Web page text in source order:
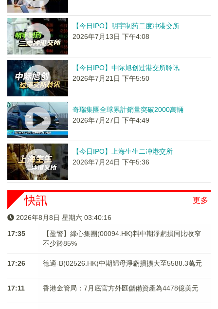
【今日IPO】明宇制药二度冲港交所
2026年7月13日 下午4:08
【今日IPO】中际旭创过港交所聆讯
2026年7月21日 下午5:50
奇瑞集團全球累計銷量突破2000萬輛
2026年7月27日 下午4:49
【今日IPO】上海生生二冲港交所
2026年7月24日 下午5:36
更多
快訊
2026年8月8日 星期六 03:40:17
17:35
【盈警】綠心集團(00094.HK)料中期淨虧損同比收窄
不少於85%
17:26 德適-B(02526.HK)中期歸母淨虧損擴大至5588.3萬元
17:11 香港金管局：7月底官方外匯儲備資產為4478億美元